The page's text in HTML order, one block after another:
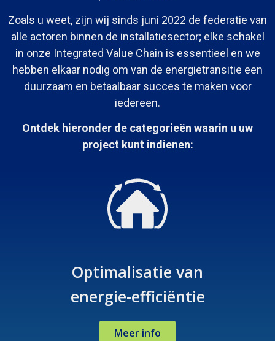
Zoals u weet, zijn wij sinds juni 2022 de federatie van
alle actoren binnen de installatiesector; elke schakel
in onze Integrated Value Chain is essentieel en we
hebben elkaar nodig om van de energietransitie een
duurzaam en betaalbaar succes te maken voor
iedereen.
Ontdek hieronder de categorieën waarin u uw
project kunt indienen:
Optimalisatie van
energie-efficiëntie
Meer info